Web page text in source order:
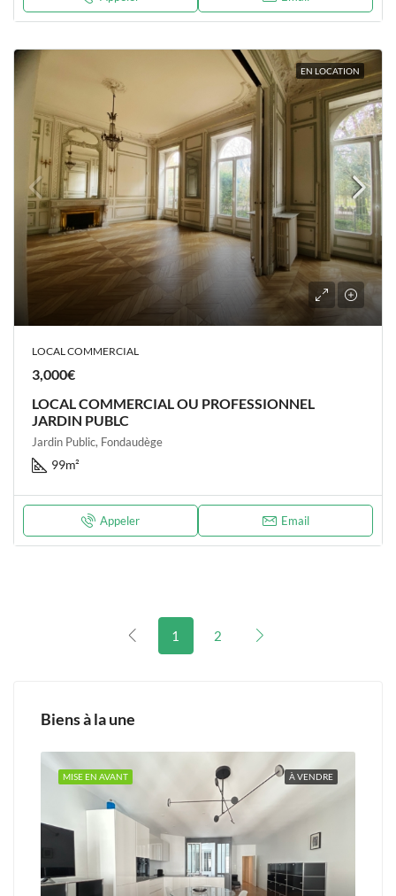
EN LOCATION
LOCAL COMMERCIAL
3,000€
LOCAL COMMERCIAL OU PROFESSIONNEL
JARDIN PUBLC
Jardin Public, Fondaudège
99m²
Appeler Email
1 2
Biens à la une
À VENDRE
MISE EN AVANT